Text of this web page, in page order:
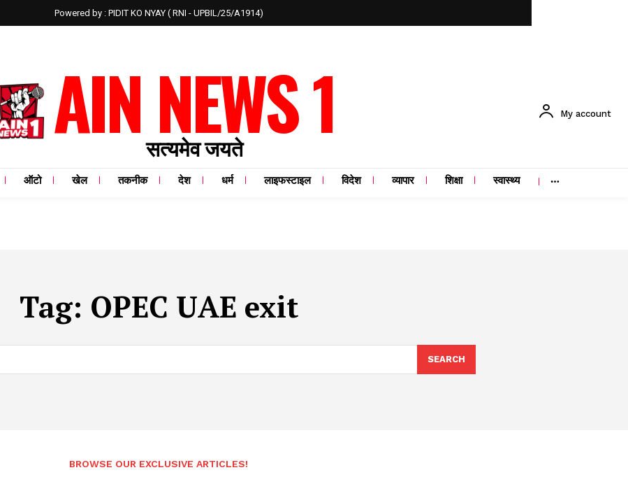
Powered by : PIDIT KO NYAY ( RNI - UPBIL/25/A1914)
AIN NEWS 1
सत्यमेव जयते
My account
ऑटो खेल तकनीक देश धर्म लाइफस्टाइल विदेश व्यापार शिक्षा स्वास्थ्य
Tag: OPEC UAE exit
SEARCH
BROWSE OUR EXCLUSIVE ARTICLES!